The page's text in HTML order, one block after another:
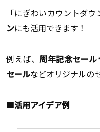
「にぎわいカウントダウ
ンにも活用できます！
例えば、周年記念セール
セールなどオリジナルの
■活用アイデア例